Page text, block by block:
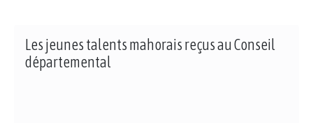
Les jeunes talents mahorais reçus au Conseil
départemental